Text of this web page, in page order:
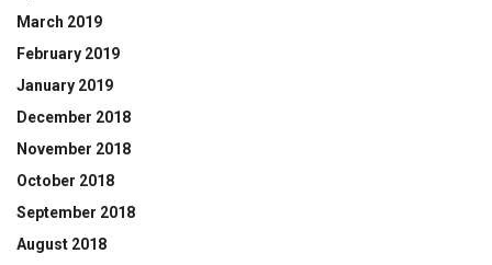
March 2019
February 2019
January 2019
December 2018
November 2018
October 2018
September 2018
August 2018